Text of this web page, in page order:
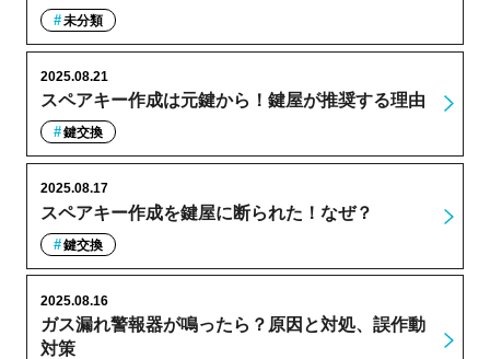
未分類
スペアキー作成は元鍵から！鍵屋が推奨する理由
2025.08.21
鍵交換
スペアキー作成を鍵屋に断られた！なぜ？
2025.08.17
鍵交換
ガス漏れ警報器が鳴ったら？原因と対処、誤作動
対策
2025.08.16